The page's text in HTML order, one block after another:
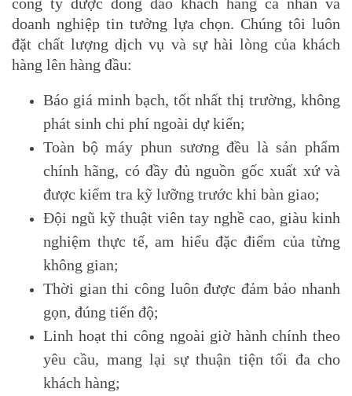
doanh nghiệp tin tưởng lựa chọn. Chúng tôi luôn
đặt chất lượng dịch vụ và sự hài lòng của khách
hàng lên hàng đầu:
Báo giá minh bạch, tốt nhất thị trường, không
phát sinh chi phí ngoài dự kiến;
Toàn bộ máy phun sương đều là sản phẩm
chính hãng, có đầy đủ nguồn gốc xuất xứ và
được kiểm tra kỹ lưỡng trước khi bàn giao;
Đội ngũ kỹ thuật viên tay nghề cao, giàu kinh
nghiệm thực tế, am hiểu đặc điểm của từng
không gian;
Thời gian thi công luôn được đảm bảo nhanh
gọn, đúng tiến độ;
Linh hoạt thi công ngoài giờ hành chính theo
yêu cầu, mang lại sự thuận tiện tối đa cho
khách hàng;